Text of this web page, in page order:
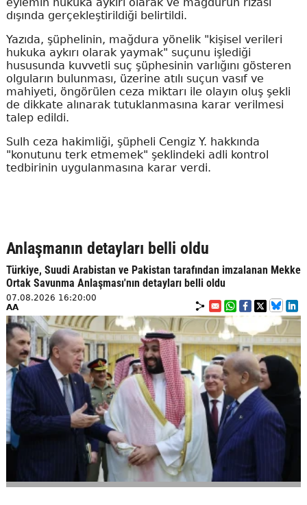
dışında gerçekleştirildiği belirtildi.
Yazıda, şüphelinin, mağdura yönelik "kişisel verileri
hukuka aykırı olarak yaymak" suçunu işlediği
hususunda kuvvetli suç şüphesinin varlığını gösteren
olguların bulunması, üzerine atılı suçun vasıf ve
mahiyeti, öngörülen ceza miktarı ile olayın oluş şekli
de dikkate alınarak tutuklanmasına karar verilmesi
talep edildi.
Sulh ceza hakimliği, şüpheli Cengiz Y. hakkında
"konutunu terk etmemek" şeklindeki adli kontrol
tedbirinin uygulanmasına karar verdi.
Anlaşmanın detayları belli oldu
Türkiye, Suudi Arabistan ve Pakistan tarafından imzalanan Mekke
Ortak Savunma Anlaşması'nın detayları belli oldu
07.08.2026 16:20:00
AA